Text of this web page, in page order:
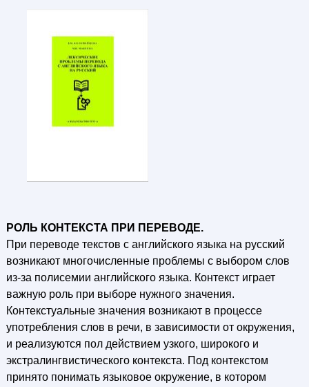
РОЛЬ КОНТЕКСТА ПРИ ПЕРЕВОДЕ.
При переводе текстов с английского языка на русский
возникают многочисленные проблемы с выбором слов
из-за полисемии английского языка. Контекст играет
важную роль при выборе нужного значения.
Контекстуальные значения возникают в процессе
употребления слов в речи, в зависимости от окружения,
и реализуются пол действием узкого, широкого и
экстралингвистического контекста. Под контекстом
принято понимать языковое окружение, в котором